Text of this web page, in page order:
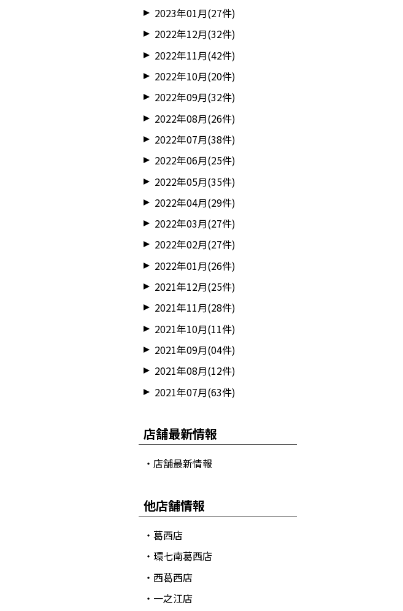
2023年01月(27件)
2022年12月(32件)
2022年11月(42件)
2022年10月(20件)
2022年09月(32件)
2022年08月(26件)
2022年07月(38件)
2022年06月(25件)
2022年05月(35件)
2022年04月(29件)
2022年03月(27件)
2022年02月(27件)
2022年01月(26件)
2021年12月(25件)
2021年11月(28件)
2021年10月(11件)
2021年09月(04件)
2021年08月(12件)
2021年07月(63件)
店舗最新情報
・店舗最新情報
他店舗情報
・葛西店
・環七南葛西店
・西葛西店
・一之江店